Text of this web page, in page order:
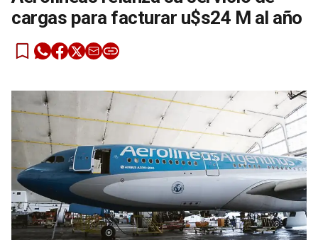
cargas para facturar u$s24 M al año